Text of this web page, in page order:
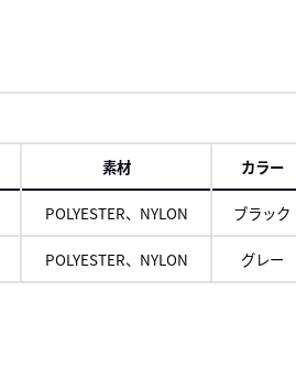
素材 カラー
POLYESTER、NYLON ブラック
POLYESTER、NYLON グレー